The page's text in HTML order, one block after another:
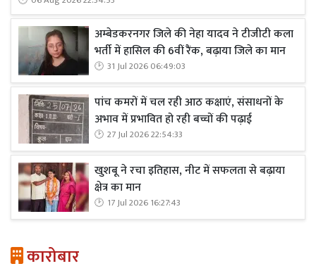
अम्बेडकरनगर जिले की नेहा यादव ने टीजीटी कला
भर्ती में हासिल की 6वीं रैंक, बढ़ाया जिले का मान
31 Jul 2026 06:49:03
पांच कमरों में चल रही आठ कक्षाएं, संसाधनों के
अभाव में प्रभावित हो रही बच्चों की पढ़ाई
27 Jul 2026 22:54:33
खुशबू ने रचा इतिहास, नीट में सफलता से बढ़ाया
क्षेत्र का मान
17 Jul 2026 16:27:43
कारोबार